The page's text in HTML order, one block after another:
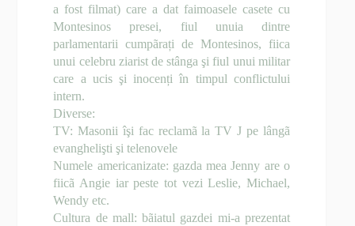
a fost filmat) care a dat faimoasele casete cu
Montesinos presei, fiul unuia dintre
parlamentarii cumpãrați de Montesinos, fiica
unui celebru ziarist de stânga şi fiul unui militar
care a ucis şi inocenți în timpul conflictului
intern.
Diverse:
TV: Masonii îşi fac reclamã la TVJ pe lângã
evanghelişti şi telenovele
Numele americanizate: gazda mea Jenny are o
fiicã Angie iar peste tot vezi Leslie, Michael,
Wendy etc.
Cultura de mall: bãiatul gazdei mi-a prezentat